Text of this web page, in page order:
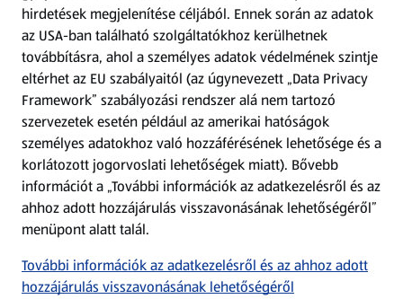
Árcsökkentés
Adattörlő alkalmazás
Szervizpont
(új oldalon nyílik meg)
Fedezz fel minket az interneten!
Töltsd le az ALDI Magyarország applikációt!
hirdetések megjelenítése céljából. Ennek során az adatok
az USA-ban található szolgáltatókhoz kerülhetnek
továbbításra, ahol a személyes adatok védelmének szintje
eltérhet az EU szabályaitól (az úgynevezett „Data Privacy
Framework” szabályozási rendszer alá nem tartozó
szervezetek esetén például az amerikai hatóságok
személyes adatokhoz való hozzáférésének lehetősége és a
korlátozott jogorvoslati lehetőségek miatt). Bővebb
információt a „További információk az adatkezelésről és az
ahhoz adott hozzájárulás visszavonásának lehetőségéről”
menüpont alatt talál.
További információk az adatkezelésről és az ahhoz adott
hozzájárulás visszavonásának lehetőségéről